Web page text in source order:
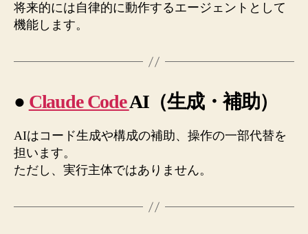
将来的には自律的に動作するエージェントとして
機能します。
● Claude CodeAI（生成・補助）
AIはコード生成や構成の補助、操作の一部代替を
担います。
ただし、実行主体ではありません。